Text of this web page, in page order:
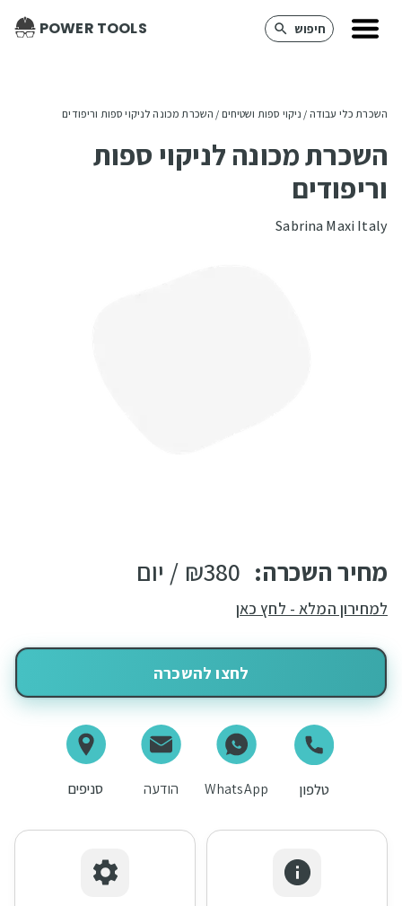
חיפוש POWER TOOLS
השכרת כלי עבודה / ניקוי ספות ושטיחים / השכרת מכונה לניקוי ספות וריפודים
השכרת מכונה לניקוי ספות
וריפודים
Sabrina Maxi Italy
מחיר השכרה: ₪380 / יום
למחירון המלא - לחץ כאן
לחצו להשכרה
טלפון WhatsApp הודעה סניפים